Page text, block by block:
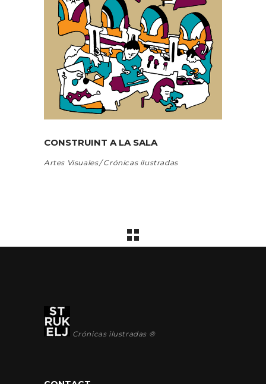
CONSTRUINT A LA SALA
Artes Visuales Crónicas ilustradas
Crónicas ilustradas ®